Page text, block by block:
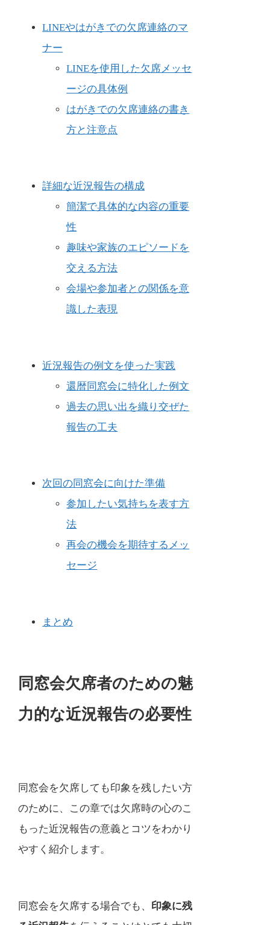
LINEやはがきでの欠席連絡のマ
ナー
LINEを使用した欠席メッセ
ージの具体例
はがきでの欠席連絡の書き
方と注意点
詳細な近況報告の構成
簡潔で具体的な内容の重要
性
趣味や家族のエピソードを
交える方法
会場や参加者との関係を意
識した表現
近況報告の例文を使った実践
還暦同窓会に特化した例文
過去の思い出を織り交ぜた
報告の工夫
次回の同窓会に向けた準備
参加したい気持ちを表す方
法
再会の機会を期待するメッ
セージ
まとめ
同窓会欠席者のための魅
力的な近況報告の必要性
同窓会を欠席しても印象を残したい方
のために、この章では欠席時の心のこ
もった近況報告の意義とコツをわかり
やすく紹介します。
同窓会を欠席する場合でも、 印象に残